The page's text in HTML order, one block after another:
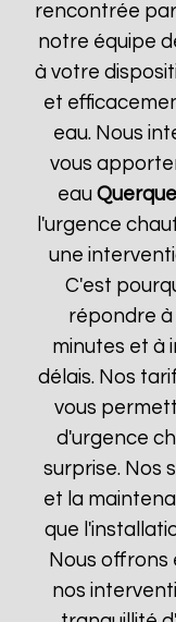
rencontrée
notre équipe
à votre
et
eau. Nous
vous
eau
l'urgence
une
C'est
répondre à
minutes et à
délais. Nos
vous
d'urgence
surprise. Nos
et la
que
Nous offrons
nos